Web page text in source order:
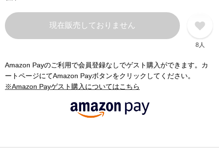
現在販売しておりません
8人
Amazon Payのご利用で会員登録なしでゲスト購入ができます。カ
ートページにてAmazon Payボタンをクリックしてください。
※Amazon Payゲスト購入についてはこちら